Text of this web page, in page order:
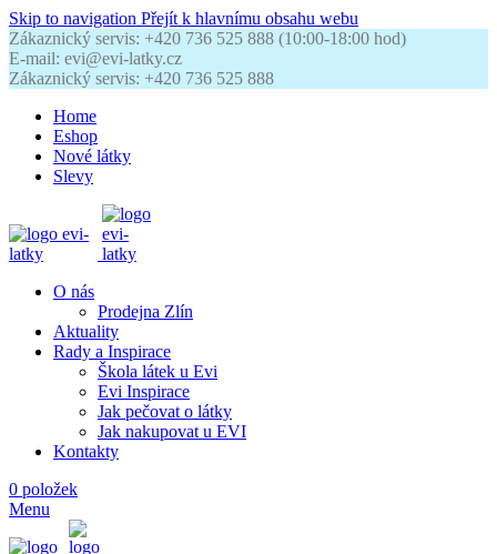
Skip to navigation Přejít k hlavnímu obsahu webu
Zákaznický servis: +420 736 525 888 (10:00-18:00 hod)
E-mail: evi@evi-latky.cz
Zákaznický servis: +420 736 525 888
Home
Eshop
Nové látky
Slevy
O nás
Prodejna Zlín
Aktuality
Rady a Inspirace
Škola látek u Evi
Evi Inspirace
Jak pečovat o látky
Jak nakupovat u EVI
Kontakty
0 položek
Menu